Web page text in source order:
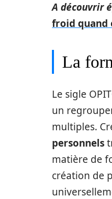
A découvrir
froid quand
La
Le sigle
un
multiples.
personnels
matière de
création de